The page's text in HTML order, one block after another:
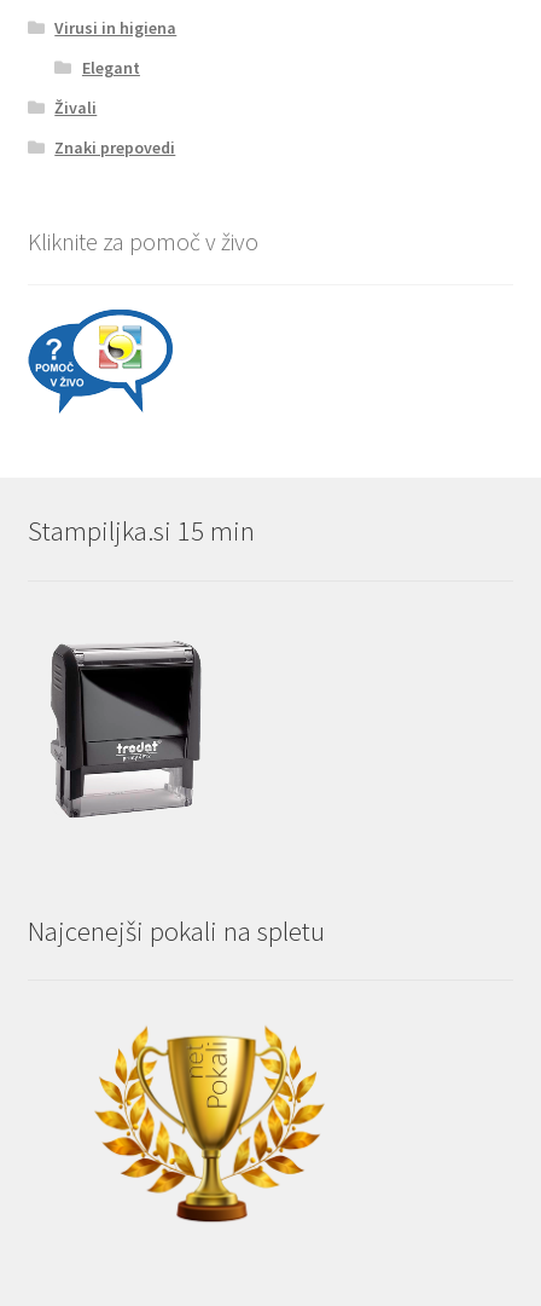
Virusi in higiena
Elegant
Živali
Znaki prepovedi
Kliknite za pomoč v živo
Stampiljka.si 15 min
Najcenejši pokali na spletu